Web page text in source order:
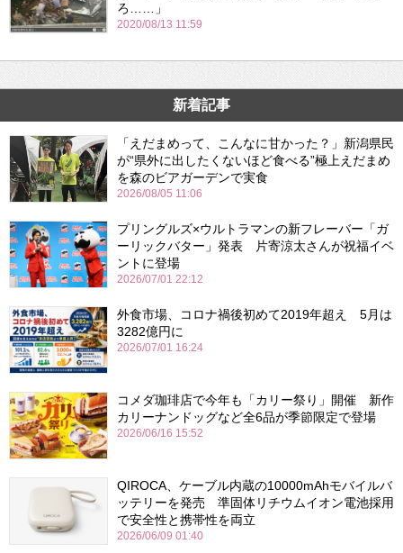
ろ……」
2020/08/13 11:59
新着記事
「えだまめって、こんなに甘かった？」新潟県民
が“県外に出したくないほど食べる”極上えだまめ
を森のビアガーデンで実食
2026/08/05 11:06
プリングルズ×ウルトラマンの新フレーバー「ガ
ーリックバター」発表 片寄涼太さんが祝福イベ
ントに登場
2026/07/01 22:12
外食市場、コロナ禍後初めて2019年超え 5月は
3282億円に
2026/07/01 16:24
コメダ珈琲店で今年も「カリー祭り」開催 新作
カリーナンドッグなど全6品が季節限定で登場
2026/06/16 15:52
QIROCA、ケーブル内蔵の10000mAhモバイルバ
ッテリーを発売 準固体リチウムイオン電池採用
で安全性と携帯性を両立
2026/06/09 01:40